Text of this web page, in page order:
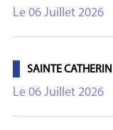
Le 06 Juillet 2026
SAINTE
Le 06 Juillet 2026